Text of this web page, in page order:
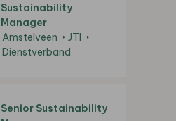
Sustainability
Manager
Amstelveen
JTI
Dienstverband
Senior Sustainability